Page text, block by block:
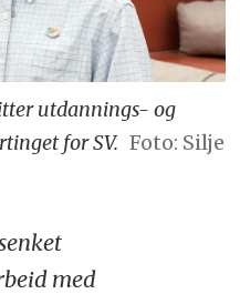
utdannings- og
for SV. Foto: Silje
med